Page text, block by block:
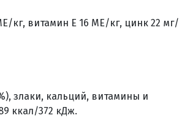
кг, витамин Е 16 ME/кг, цинк 22 мг/
злаки, кальций, витамины и
ккал/372 кДж.